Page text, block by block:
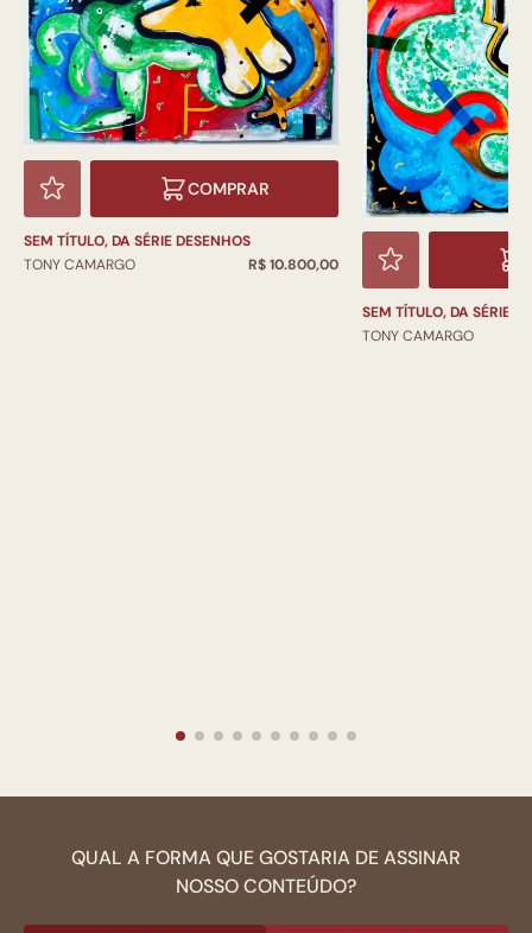
COMPRAR
SEM TÍTULO, DA SÉRIE DESENHOS
TONY CAMARGO
R$ 10.800,00
SEM TÍTULO, DA SÉRIE
TONY CAMARGO
QUAL A FORMA QUE GOSTARIA DE ASSINAR
NOSSO CONTEÚDO?